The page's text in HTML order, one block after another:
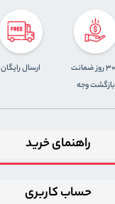
30 روز ضمانت
بازگشت وجه
ارسال رایگان
راهنمای خرید
حساب کاربری